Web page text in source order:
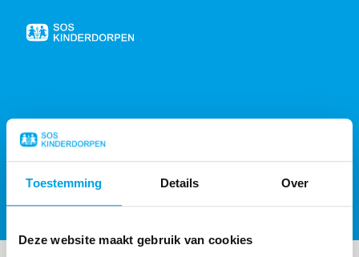
Toestemming Details Over
Deze website maakt gebruik van cookies
Naar
404, PAGINA NIET GEVONDEN
probeer de homepaginaofneem contact op